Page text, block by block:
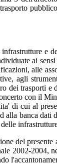
e
ai
alle
agli
dei trasporti e
con il
di cui al
alla banca dati
del
2002-2004,